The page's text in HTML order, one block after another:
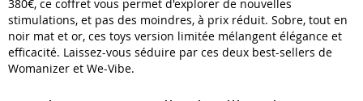
380€, ce coffret vous permet d'explorer de nouvelles
stimulations, et pas des moindres, à prix réduit. Sobre, tout en
noir mat et or, ces toys version limitée mélangent élégance et
efficacité. Laissez-vous séduire par ces deux best-sellers de
Womanizer et We-Vibe.